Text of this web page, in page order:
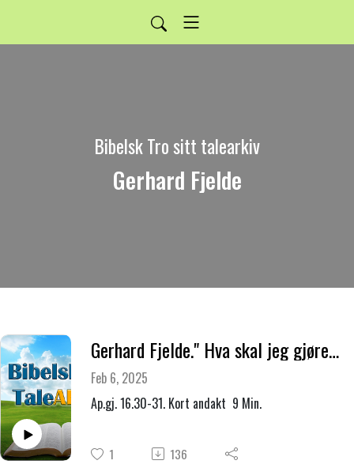
Bibelsk Tro sitt talearkiv
Gerhard Fjelde
Gerhard Fjelde." Hva skal jeg gjøre for å bli frelst.?
Feb 6, 2025
Ap.gj. 16.30-31. Kort andakt 9 Min.
1 136